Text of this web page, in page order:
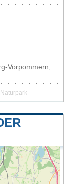
Vorpommern,